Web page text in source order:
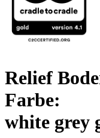
Relief
Farbe:
white grey